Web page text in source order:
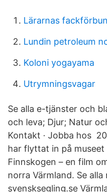
Lärarnas
Lundin petroleum
Koloni yogayama
Utrymningsvagar
Se alla e-tjänster och
och leva; Djur; Natur
Kontakt · Jobba hos
har flyttat in på museet
Finnskogen – en film
norra Värmland. Se
svensksegling.se